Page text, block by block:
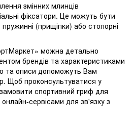
змінних млинців
фіксатори. Це можуть бути
пружинні (прищіпки) або стопорні
можна детально
брендів та характеристиками
та описи допоможуть Вам
Щоб проконсультуватися у
спортивний гриф для
сервісами для зв'язку з